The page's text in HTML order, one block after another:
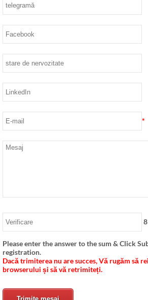
*
8
Please enter the answer to the sum & Click
registration.
Dacă trimiterea nu are succes, Vă rugăm să
browserului și să vă retrimiteți.